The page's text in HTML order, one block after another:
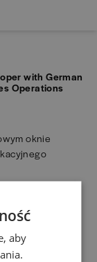
with German
Operations
oknie
aby